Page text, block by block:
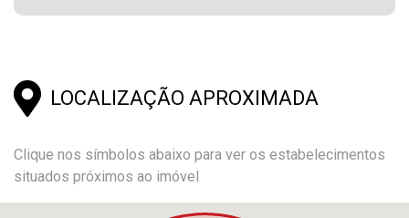
LOCALIZAÇÃO APROXIMADA
Clique nos símbolos abaixo para ver os estabelecimentos
situados próximos ao imóvel